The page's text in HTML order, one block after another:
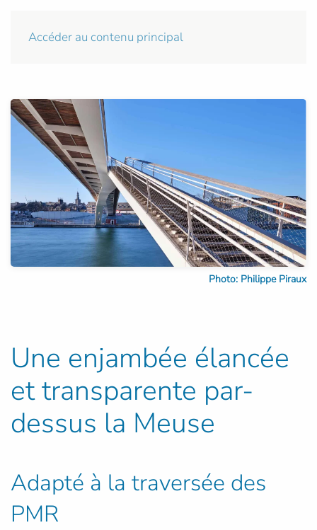
Accéder au contenu principal
Photo: Philippe Piraux
Une enjambée élancée
et transparente par-
dessus la Meuse
Adapté à la traversée des
PMR